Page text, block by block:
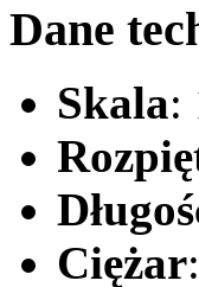
Dane
Skala:
Ciężar